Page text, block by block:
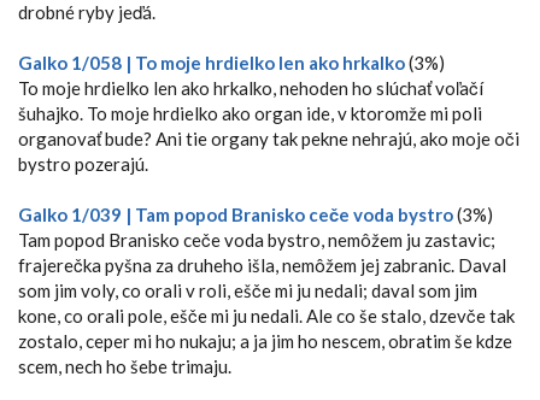
drobné ryby jeďá.
Galko 1/058 | To moje hrdielko len ako hrkalko(3%)
To moje hrdielko len ako hrkalko, nehoden ho slúchať voľačí
šuhajko. To moje hrdielko ako organ ide, v ktoromže mi poli
organovať bude? Ani tie organy tak pekne nehrajú, ako moje oči
bystro pozerajú.
Galko 1/039 | Tam popod Branisko ceče voda bystro(3%)
Tam popod Branisko ceče voda bystro, nemôžem ju zastavic;
frajerečka pyšna za druheho išla, nemôžem jej zabranic. Daval
som jim voly, co orali v roli, ešče mi ju nedali; daval som jim
kone, co orali pole, ešče mi ju nedali. Ale co še stalo, dzevče tak
zostalo, ceper mi ho nukaju; a ja jim ho nescem, obratim še kdze
scem, nech ho šebe trimaju.